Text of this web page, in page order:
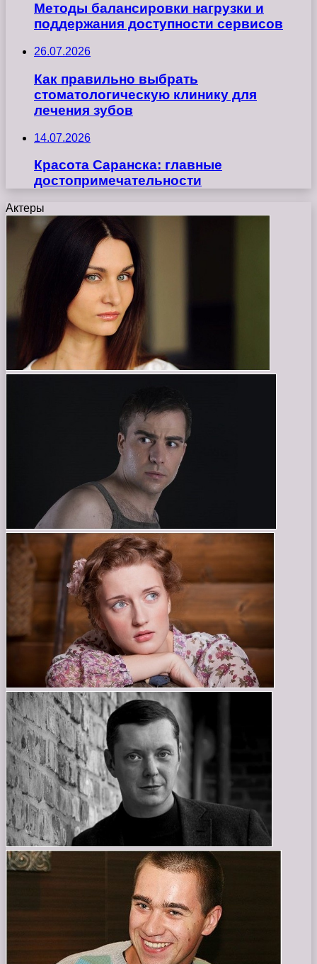
Методы балансировки нагрузки и
поддержания доступности сервисов
26.07.2026
Как правильно выбрать
стоматологическую клинику для
лечения зубов
14.07.2026
Красота Саранска: главные
достопримечательности
Актеры